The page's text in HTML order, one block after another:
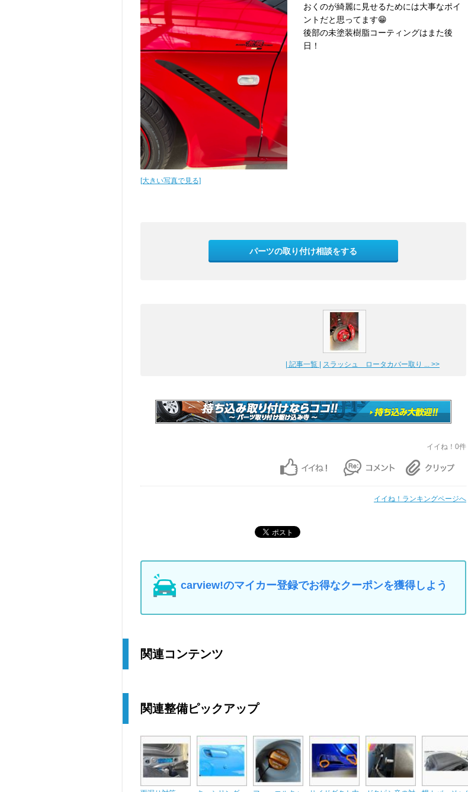
[大きい写真で見る]
おくのが綺麗に見せるためには大事なポイ
ントだと思ってます😁
後部の未塗装樹脂コーティングはまた後
日！
パーツの取り付け相談をする
| 記事一覧 | スラッシュ ロータカバー取り ... >>
イイね！0件
イイね！ランキングページへ
carview!のマイカー登録でお得なクーポンを獲得しよう
関連コンテンツ
関連整備ピックアップ